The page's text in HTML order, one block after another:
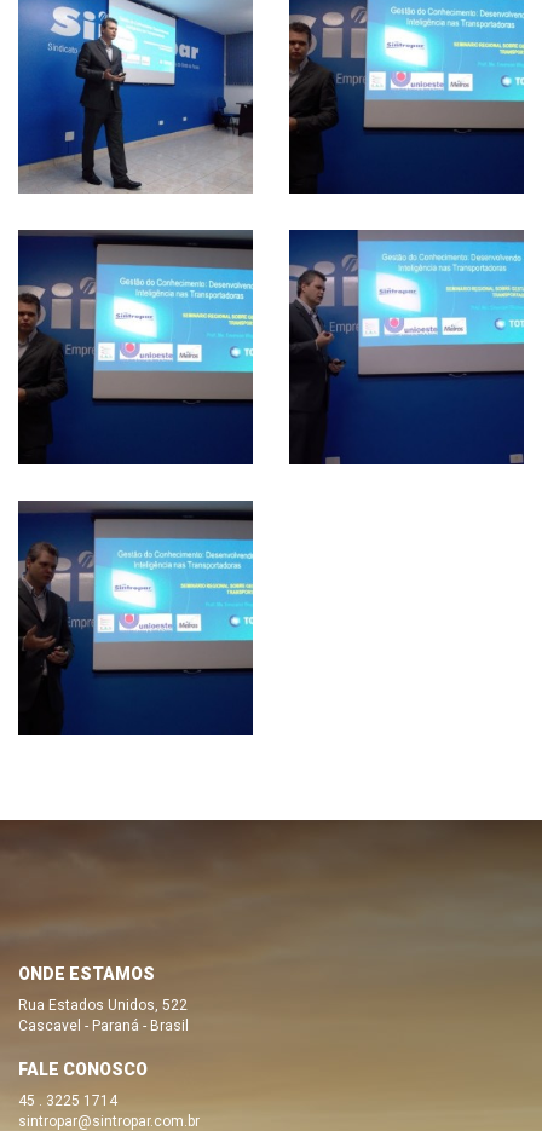
ONDE ESTAMOS
Rua Estados Unidos, 522
Cascavel - Paraná - Brasil
FALE CONOSCO
45 . 3225 1714
sintropar@sintropar.com.br